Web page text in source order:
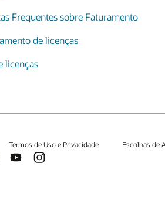
Frequentes sobre Faturamento
de licenças
licenças
Termos de Uso e Privacidade Escolhas de
YouTubeInstagram